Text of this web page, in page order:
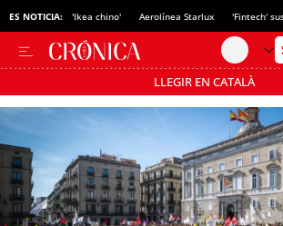
ES NOTICIA: 'Ikea chino' Aerolínea Starlux 'Fintech'
LLEGIR EN CATALÀ
Pásate al MODO AHORRO